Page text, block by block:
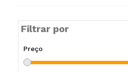
Filtrar por
Preço